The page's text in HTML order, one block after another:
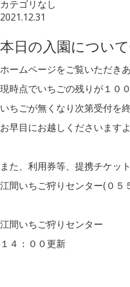
カテゴリなし
2021.12.31
本日の入園につい
ホームページをご覧いただき
現時点でいちごの残りが１０
いちごが無くなり次第受付を
お早目にお越しくださいます
また、利用券等、提携チケッ
江間いちご狩りセンター(０５
江間いちご狩りセンター
１４：００更新